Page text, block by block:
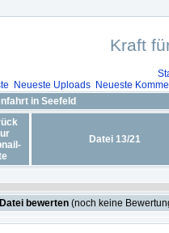
Kraft
Neueste Uploads
Neueste
in Seefeld
Datei 13/21
bewerten (noch keine